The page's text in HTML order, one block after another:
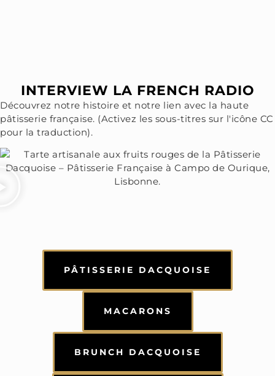
INTERVIEW LA FRENCH RADIO
Découvrez notre histoire et notre lien avec la haute
pâtisserie française. (Activez les sous-titres sur l'icône CC
pour la traduction).
PÂTISSERIE DACQUOISE
MACARONS
BRUNCH DACQUOISE